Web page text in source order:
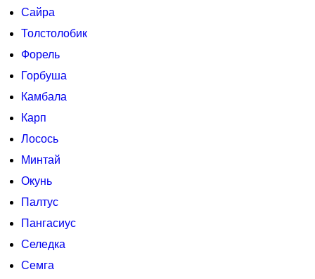
Сайра
Толстолобик
Форель
Горбуша
Камбала
Карп
Лосось
Минтай
Окунь
Палтус
Пангасиус
Селедка
Семга